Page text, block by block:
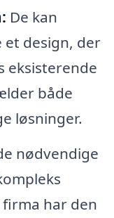
De kan
et design, der
eksisterende
både
løsninger.
nødvendige
har den